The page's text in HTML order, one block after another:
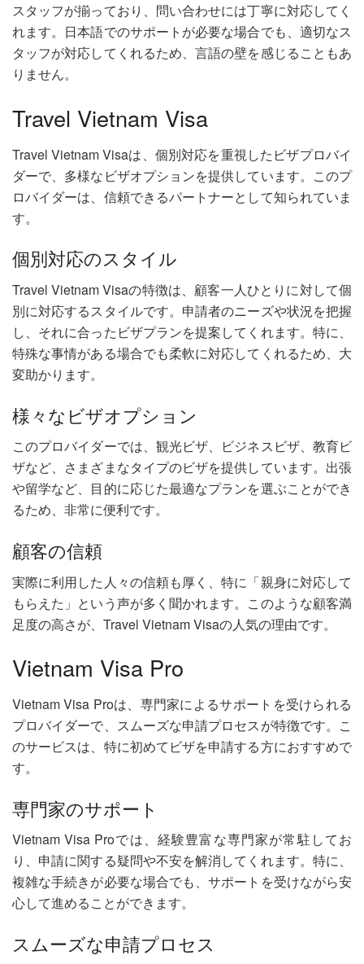
スタッフが揃っており、問い合わせには丁寧に対応してく
れます。日本語でのサポートが必要な場合でも、適切なス
タッフが対応してくれるため、言語の壁を感じることもあ
りません。
Travel Vietnam Visa
Travel Vietnam Visaは、個別対応を重視したビザプロバイ
ダーで、多様なビザオプションを提供しています。このプ
ロバイダーは、信頼できるパートナーとして知られていま
す。
個別対応のスタイル
Travel Vietnam Visaの特徴は、顧客一人ひとりに対して個
別に対応するスタイルです。申請者のニーズや状況を把握
し、それに合ったビザプランを提案してくれます。特に、
特殊な事情がある場合でも柔軟に対応してくれるため、大
変助かります。
様々なビザオプション
このプロバイダーでは、観光ビザ、ビジネスビザ、教育ビ
ザなど、さまざまなタイプのビザを提供しています。出張
や留学など、目的に応じた最適なプランを選ぶことができ
るため、非常に便利です。
顧客の信頼
実際に利用した人々の信頼も厚く、特に「親身に対応して
もらえた」という声が多く聞かれます。このような顧客満
足度の高さが、Travel Vietnam Visaの人気の理由です。
Vietnam Visa Pro
Vietnam Visa Proは、専門家によるサポートを受けられる
プロバイダーで、スムーズな申請プロセスが特徴です。こ
のサービスは、特に初めてビザを申請する方におすすめで
す。
専門家のサポート
Vietnam Visa Proでは、経験豊富な専門家が常駐してお
り、申請に関する疑問や不安を解消してくれます。特に、
複雑な手続きが必要な場合でも、サポートを受けながら安
心して進めることができます。
スムーズな申請プロセス